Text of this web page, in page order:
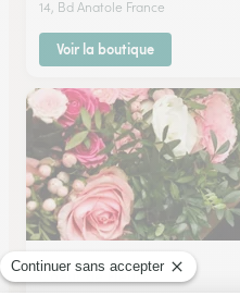
14, Bd Anatole France
Voir la boutique
Coeur de Fleurs